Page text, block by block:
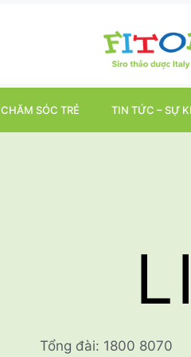
CHĂM SÓC TRẺ TIN TỨC – SỰ
Tổng đài: 1800 8070